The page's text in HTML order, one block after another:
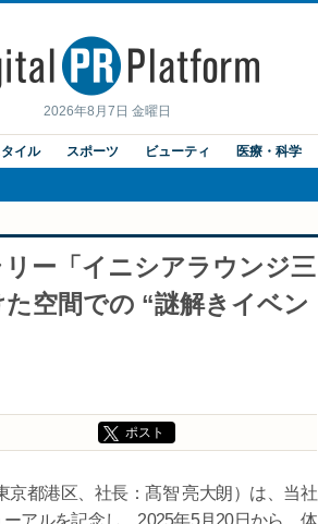
2026年8月7日 金曜日
イル スポーツ ビューティ 医療・科学
ー「イニシアラウンジ三
空間での “謎解きイベン
ポスト
都港区、社長：髙智 亮大朗）は、当社
アルを記念し、2025年5月20日から、体